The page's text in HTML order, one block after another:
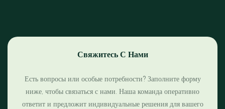
Свяжитесь С Нами
Есть вопросы или особые потребности? Заполните форму
ниже, чтобы связаться с нами. Наша команда оперативно
ответит и предложит индивидуальные решения для вашего